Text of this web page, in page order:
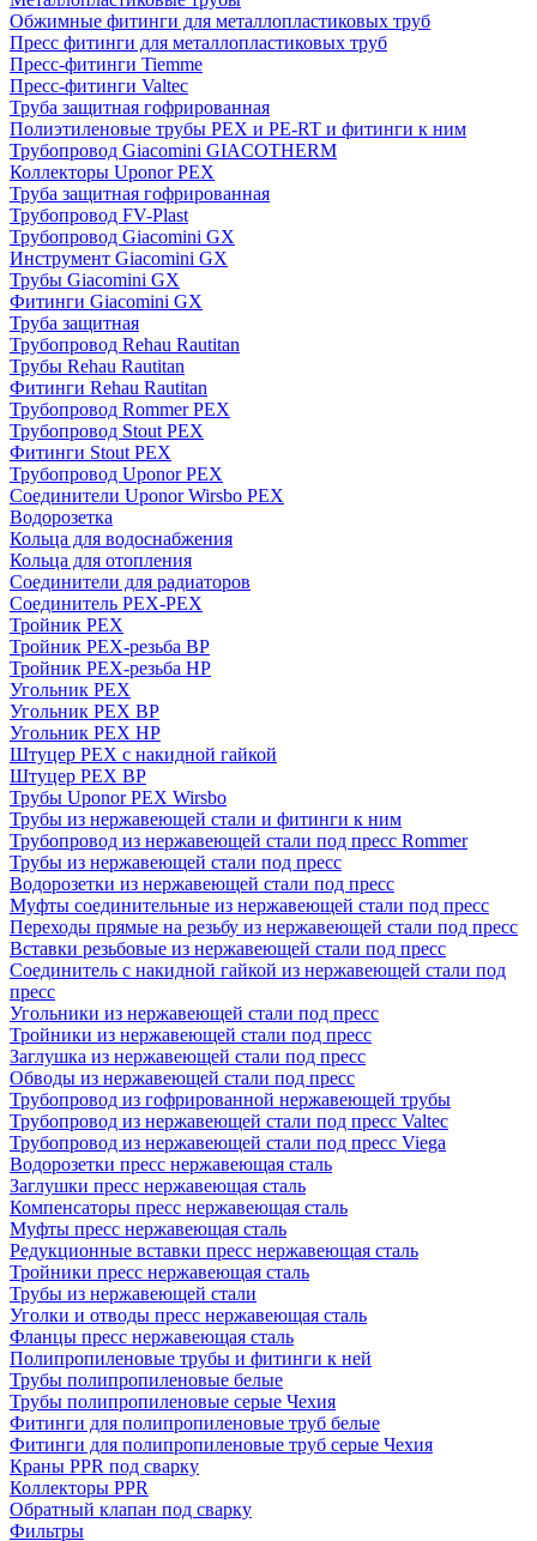
Обжимные фитинги для металлопластиковых труб
Пресс фитинги для металлопластиковых труб
Пресс-фитинги Tiemme
Пресс-фитинги Valtec
Труба защитная гофрированная
Полиэтиленовые трубы PEX и PE-RT и фитинги к ним
Трубопровод Giacomini GIACOTHERM
Коллекторы Uponor PEX
Труба защитная гофрированная
Трубопровод FV-Plast
Трубопровод Giacomini GX
Инструмент Giacomini GX
Трубы Giacomini GX
Фитинги Giacomini GX
Труба защитная
Трубопровод Rehau Rautitan
Трубы Rehau Rautitan
Фитинги Rehau Rautitan
Трубопровод Rommer PEX
Трубопровод Stout PEX
Фитинги Stout PEX
Трубопровод Uponor PEX
Соединители Uponor Wirsbo PEX
Водорозетка
Кольца для водоснабжения
Кольца для отопления
Соединители для радиаторов
Соединитель PEX-PEX
Тройник PEX
Тройник PEX-резьба ВР
Тройник PEX-резьба НР
Угольник PEX
Угольник PEX ВР
Угольник PEX НР
Штуцер PEX c накидной гайкой
Штуцер PEX ВР
Трубы Uponor PEX Wirsbo
Трубы из нержавеющей стали и фитинги к ним
Трубопровод из нержавеющей стали под пресс Rommer
Трубы из нержавеющей стали под пресс
Водорозетки из нержавеющей стали под пресс
Муфты соединительные из нержавеющей стали под пресс
Переходы прямые на резьбу из нержавеющей стали под пресс
Вставки резьбовые из нержавеющей стали под пресс
Соединитель с накидной гайкой из нержавеющей стали под
пресс
Угольники из нержавеющей стали под пресс
Тройники из нержавеющей стали под пресс
Заглушка из нержавеющей стали под пресс
Обводы из нержавеющей стали под пресс
Трубопровод из гофрированной нержавеющей трубы
Трубопровод из нержавеющей стали под пресс Valtec
Трубопровод из нержавеющей стали под пресс Viega
Водорозетки пресс нержавеющая сталь
Заглушки пресс нержавеющая сталь
Компенсаторы пресс нержавеющая сталь
Муфты пресс нержавеющая сталь
Редукционные вставки пресс нержавеющая сталь
Тройники пресс нержавеющая сталь
Трубы из нержавеющей стали
Уголки и отводы пресс нержавеющая сталь
Фланцы пресс нержавеющая сталь
Полипропиленовые трубы и фитинги к ней
Трубы полипропиленовые белые
Трубы полипропиленовые серые Чехия
Фитинги для полипропиленовые труб белые
Фитинги для полипропиленовые труб серые Чехия
Краны PPR под сварку
Коллекторы PPR
Обратный клапан под сварку
Фильтры